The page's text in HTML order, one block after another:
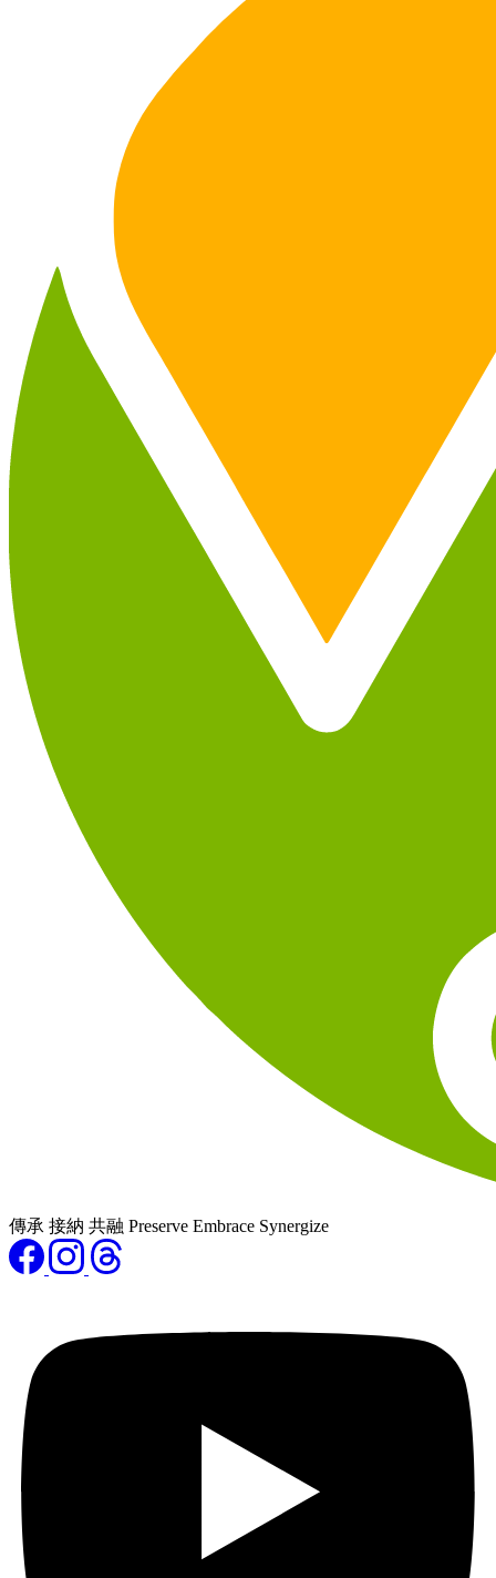
傳承 接納 共融 Preserve Embrace Synergize